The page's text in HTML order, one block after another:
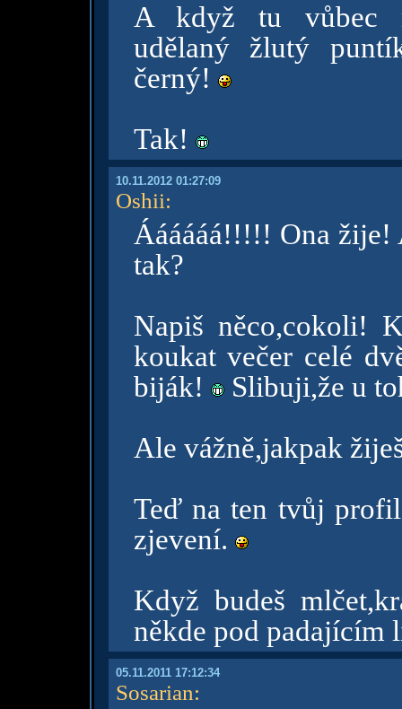
A když tu vůbec
udělaný žlutý
černý!
Tak!
10.11.2012 01:27:09
Oshii:
Áááááá!!!!! Ona žije!
tak?
Napiš něco,cokoli!
koukat večer celé
biják!
Slibuji,že u
Ale vážně,jakpak
Teď na ten tvůj
zjevení.
Když budeš
někde pod
05.11.2011 17:12:34
Sosarian: